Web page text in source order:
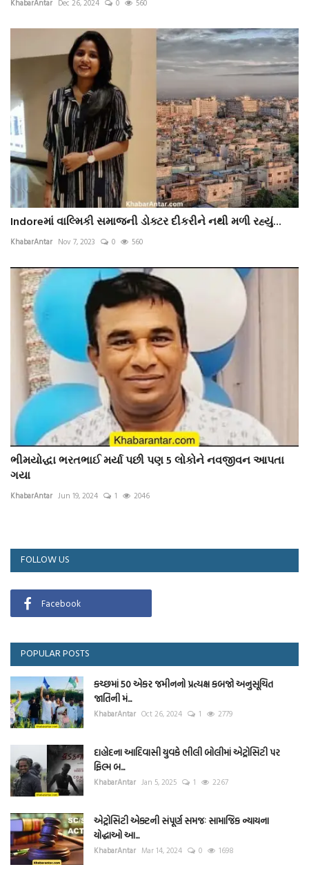
KhabarAntar Dec 26, 2024 0 560
Indoreમાં વાલ્મિકી સમાજની ડોક્ટર દીકરીને નથી મળી રહ્યું...
KhabarAntar Nov 7, 2023 0 560
ભીમયોદ્ધા ભરતભાઈ મર્યા પછી પણ 5 લોકોને નવજીવન આપતા
ગયા
KhabarAntar Jun 19, 2024 1 2046
FOLLOW US
Facebook
POPULAR POSTS
કચ્છમાં 50 એકર જમીનનો પ્રત્યક્ષ કબજો અનુસૂચિત
જાતિની મં...
KhabarAntar Oct 26, 2024 1 2779
દાહોદના આદિવાસી યુવકે ભીલી બોલીમાં એટ્રોસિટી પર
ફિલ્મ બ...
KhabarAntar Jan 5, 2025 1 2267
એટ્રોસિટી એક્ટની સંપૂર્ણ સમજઃ સામાજિક ન્યાયના
યોદ્ધાઓ આ...
KhabarAntar Mar 14, 2024 0 1698